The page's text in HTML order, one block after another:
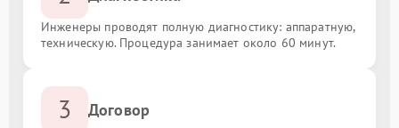
Инженеры проводят полную диагностику: аппаратную,
техническую. Процедура занимает около 60 минут.
3 Договор